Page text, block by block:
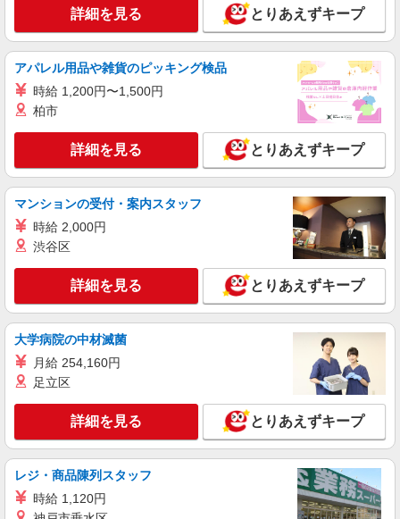
詳細を見る
派遣社員
株式会社kotrio /●SW-H2-2001250
お試し勤務OK♪京急川崎駅▼病院で看護助手▼
時給1550円〜2312円 ＜日払い有/週払い有/交
通費全支給(ガソリン代含む)＞
川崎市川崎区内
キープ 詳細を見る
株式会社kotrio /●SW-H2-1983981
＜京急川崎駅＞週3〜＆日払いOK◎高収入な
看護スタッフ募集！
時給2400円〜3000円＜交通費全額支給(ガソリ
ン代含む)/日払い可/週払い可＞
川崎市川崎区 最寄り駅：京急川崎
キープ 詳細を見る
派遣社員
株式会社トラストグロース 新宿本社 第2営業部
詳細を見る とりあえずキープ
アパレル用品や雑貨のピッキング検品
時給 1,200円〜1,500円
柏市
詳細を見る とりあえずキープ
マンションの受付・案内スタッフ
時給 2,000円
渋谷区
詳細を見る とりあえずキープ
大学病院の中材滅菌
月給 254,160円
足立区
詳細を見る とりあえずキープ
レジ・商品陳列スタッフ
時給 1,120円